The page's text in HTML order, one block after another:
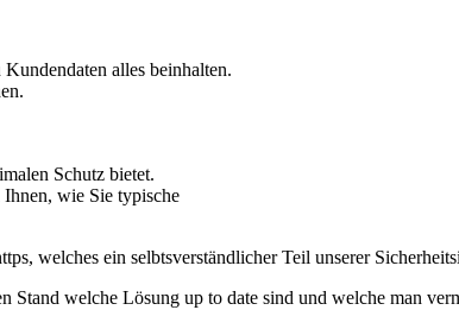
alles beinhalten.
Schutz bietet.
wie Sie typische
welches ein selbtsverständlicher Teil unserer
welche Lösung up to date sind und welche man